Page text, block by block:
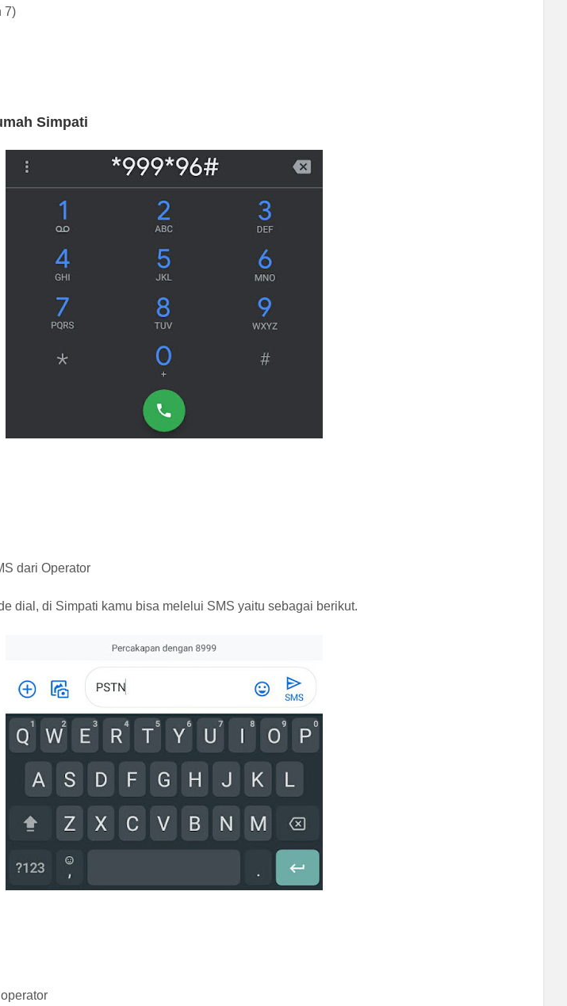
7)
Simpati
dari Operator
dial, di Simpati kamu bisa melelui SMS yaitu sebagai berikut.